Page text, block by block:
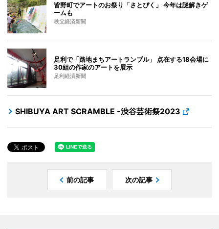
皆野町でアートのお祭り「さとぴく」 今年は謎解きゲ
ームも
秩父経済新聞
足利で「路地まちアートランブル」 点在する18会場に
30組の作家のアートを展示
足利経済新聞
SHIBUYA ART SCRAMBLE -渋谷芸術祭2023
前の記事 次の記事